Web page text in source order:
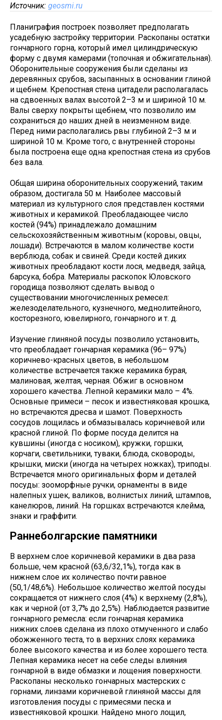
Источник: geosmi.ru
Планиграфия построек позволяет предполагать
усадебную застройку территории. Раскопаны остатки
гончарного горна, который имел цилиндрическую
форму с двумя камерами (топочная и обжигательная).
Оборонительные сооружения были сделаны из
деревянных срубов, засыпанных в основании глиной
и щебнем. Крепостная стена цитадели располагалась
на сдвоенных валах высотой 2–3 м и шириной 10 м.
Валы сверху покрыты щебнем, что позволило им
сохраниться до наших дней в неизменном виде.
Перед ними располагались рвы глубиной 2–3 м и
шириной 10 м. Кроме того, с внутренней стороны
была построена еще одна крепостная стена из срубов
без вала.
Общая ширина оборонительных сооружений, таким
образом, достигала 50 м. Наиболее массовый
материал из культурного слоя представлен костями
животных и керамикой. Преобладающее число
костей (94%) принадлежало домашним
сельскохозяйственным животным (коровы, овцы,
лошади). Встречаются в малом количестве кости
верблюда, собак и свиней. Среди костей диких
животных преобладают кости лося, медведя, зайца,
барсука, бобра. Материалы раскопок Юловского
городища позволяют сделать вывод о
существовании многочисленных ремесел:
железоделательного, кузнечного, меднолитейного,
косторезного, ювелирного, гончарного и т. д.
Изучение глиняной посуды позволило установить,
что преобладает гончарная керамика (96– 97%)
коричнево-красных цветов, в небольшом
количестве встречается также керамика бурая,
малиновая, желтая, черная. Обжиг в основном
хорошего качества. Лепной керамики мало – 4%.
Основные примеси – песок и известняковая крошка,
но встречаются дресва и шамот. Поверхность
сосудов лощилась и обмазывалась коричневой или
красной глиной. По форме посуда делится на
кувшины (иногда с носиком), кружки, горшки,
корчаги, светильники, туваки, блюда, сковороды,
крышки, миски (иногда на четырех ножках), триподы.
Встречается много оригинальных форм и деталей
посуды: зооморфные ручки, орнаменты в виде
налепных ушек, валиков, волнистых линий, штампов,
канелюров, линий. На горшках встречаются клейма,
знаки и граффити.
Раннеболгарские памятники
В верхнем слое коричневой керамики в два раза
больше, чем красной (63,6/32,1%), тогда как в
нижнем слое их количество почти равное
(50,1/48,6%). Небольшое количество желтой посуды
сокращается от нижнего слоя (4%) к верхнему (2,8%),
как и черной (от 3,7% до 2,5%). Наблюдается развитие
гончарного ремесла: если гончарная керамика
нижних слоев сделана из плохо отмученного и слабо
обожженного теста, то в верхних слоях керамика
более высокого качества и из более хорошего теста.
Лепная керамика несет на себе следы влияния
гончарной в виде обмазки и лощения поверхности.
Раскопаны несколько гончарных мастерских с
горнами, линзами коричневой глиняной массы для
изготовления посуды с примесями песка и
известняковой крошки. Найдено много лощил,